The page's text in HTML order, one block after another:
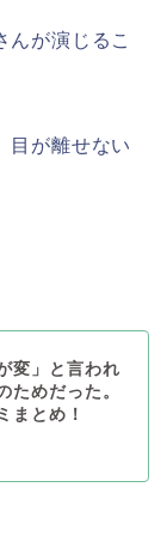
んが演じるこ
目が離せない
変」と言われ
ためだった。
まとめ！